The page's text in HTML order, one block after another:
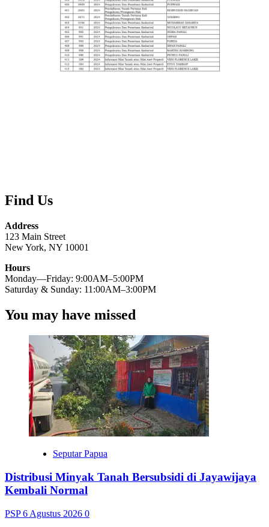
Find Us
Address
123 Main Street
New York, NY 10001
Hours
Monday—Friday: 9:00AM–5:00PM
Saturday & Sunday: 11:00AM–3:00PM
You may have missed
Seputar Papua
Distribusi Minyak Tanah Bersubsidi di Jayawijaya
Kembali Normal
PSP6 Agustus 2026 0